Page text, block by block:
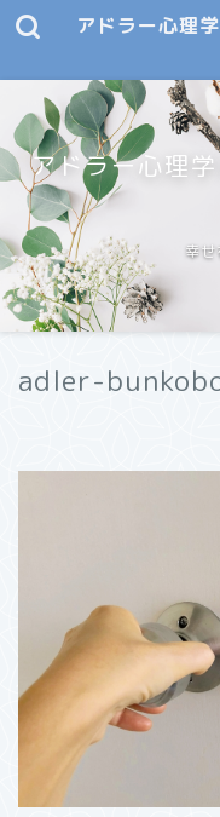
アドラー心理
アドラー心理
幸せ
adler-